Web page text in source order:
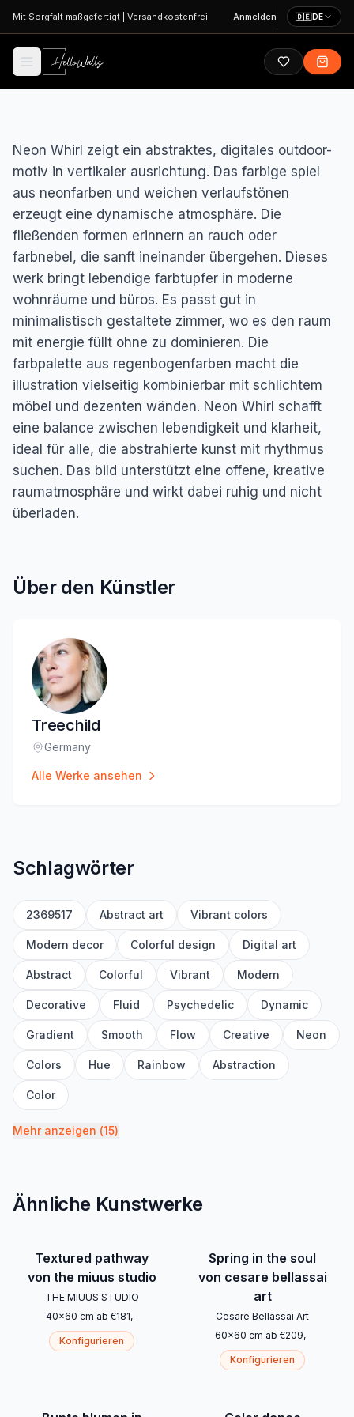
Zum Hauptinhalt springen
Mit Sorgfalt maßgefertigt Versandkostenfrei Anmelden 🇩🇪DE
Neon Whirl zeigt ein abstraktes, digitales outdoor-
motiv in vertikaler ausrichtung. Das farbige spiel
aus neonfarben und weichen verlaufstönen
erzeugt eine dynamische atmosphäre. Die
fließenden formen erinnern an rauch oder
farbnebel, die sanft ineinander übergehen. Dieses
werk bringt lebendige farbtupfer in moderne
wohnräume und büros. Es passt gut in
minimalistisch gestaltete zimmer, wo es den raum
mit energie füllt ohne zu dominieren. Die
farbpalette aus regenbogenfarben macht die
illustration vielseitig kombinierbar mit schlichtem
möbel und dezenten wänden. Neon Whirl schafft
eine balance zwischen lebendigkeit und klarheit,
ideal für alle, die abstrahierte kunst mit rhythmus
suchen. Das bild unterstützt eine offene, kreative
raumatmosphäre und wirkt dabei ruhig und nicht
überladen.
Über den Künstler
Treechild
Standort:
Germany
Alle Werke ansehen
Schlagwörter
2369517 Abstract art Vibrant colors
Modern decor Colorful design Digital art
Abstract Colorful Vibrant Modern
Decorative Fluid Psychedelic Dynamic
Gradient Smooth Flow Creative Neon
Colors Hue Rainbow Abstraction
Color
Mehr anzeigen (15)
Ähnliche Kunstwerke
Textured pathway
von the miuus studio
THE MIUUS STUDIO
40x60 cm ab €181,-
Konfigurieren
Spring in the soul
von cesare bellassai
art
Cesare Bellassai Art
60x60 cm ab €209,-
Konfigurieren